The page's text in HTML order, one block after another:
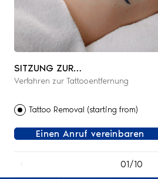
SITZUNG ZUR
TATTOOENTFERNUNG
Verfahren zur Tattooentfernung
Tattoo Removal (starting from)
Einen Anruf vereinbaren
01/10